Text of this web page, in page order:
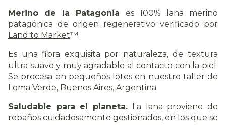
Merino de la Patagonia es 100% lana merino
patagónica de origen regenerativo verificado por
Land to Market™.
Es una fibra exquisita por naturaleza, de textura
ultra suave y muy agradable al contacto con la piel.
Se procesa en pequeños lotes en nuestro taller de
Loma Verde, Buenos Aires, Argentina.
Saludable para el planeta. La lana proviene de
rebaños cuidadosamente gestionados, en los que se